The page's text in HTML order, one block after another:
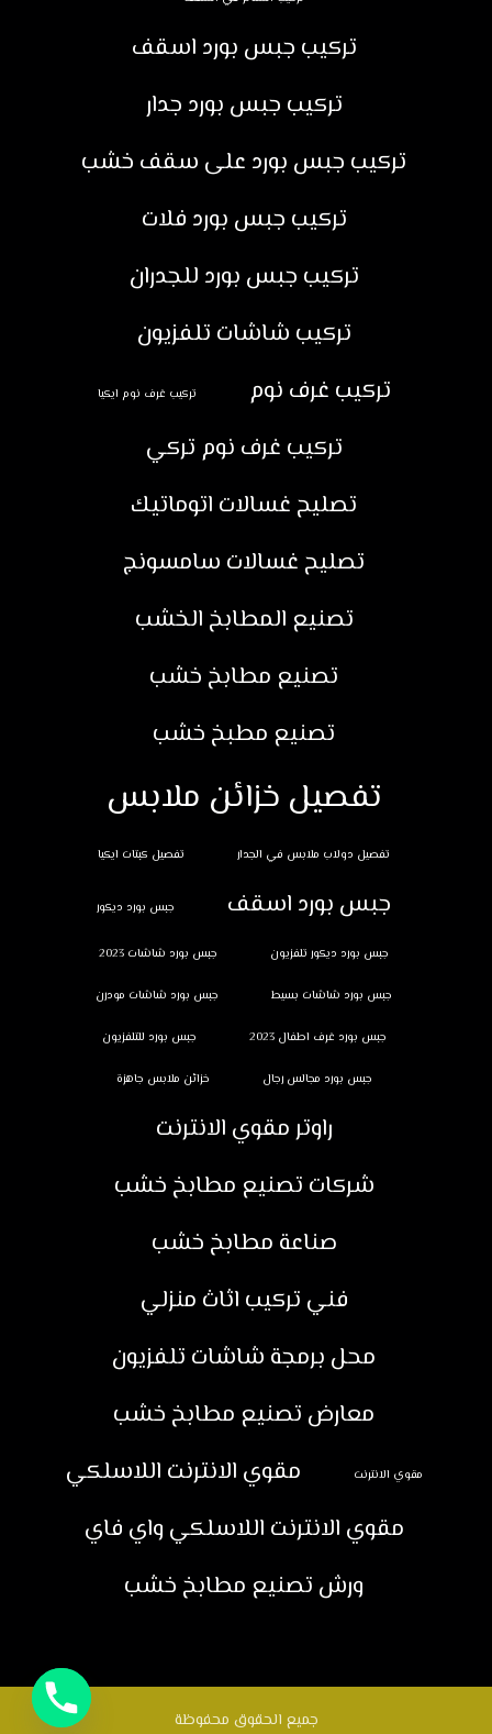
تركيب جبس بورد اسقف
تركيب جبس بورد جدار
تركيب جبس بورد على سقف خشب
تركيب جبس بورد فلات
تركيب جبس بورد للجدران
تركيب شاشات تلفزيون
تركيب غرف نوم
تركيب غرف نوم ايكيا
تركيب غرف نوم تركي
تصليح غسالات اتوماتيك
تصليح غسالات سامسونج
تصنيع المطابخ الخشب
تصنيع مطابخ خشب
تصنيع مطبخ خشب
تفصيل خزائن ملابس
تفصيل دولاب ملابس في الجدار تفصيل كبتات ايكيا
جبس بورد اسقف جبس بورد ديكور
جبس بورد ديكور تلفزيون جبس بورد شاشات 2023
جبس بورد شاشات بسيط جبس بورد شاشات مودرن
جبس بورد غرف اطفال 2023 جبس بورد للتلفزيون
جبس بورد مجالس رجال خزائن ملابس جاهزة
راوتر مقوي الانترنت
شركات تصنيع مطابخ خشب
صناعة مطابخ خشب
فني تركيب اثاث منزلي
محل برمجة شاشات تلفزيون
معارض تصنيع مطابخ خشب
مقوي الانترنت
مقوي الانترنت اللاسلكي
مقوي الانترنت اللاسلكي واي فاي
ورش تصنيع مطابخ خشب
جميع الحقوق محفوظة